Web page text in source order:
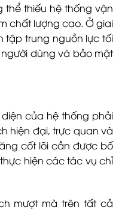
thể thiếu hệ thống vận
chất lượng cao. Ở giai
tập trung nguồn lực tối
dùng và bảo mật
của hệ thống phải
hiện đại, trực quan và
cốt lõi cần được bố
hiện các tác vụ chỉ
mượt mà trên tất cả